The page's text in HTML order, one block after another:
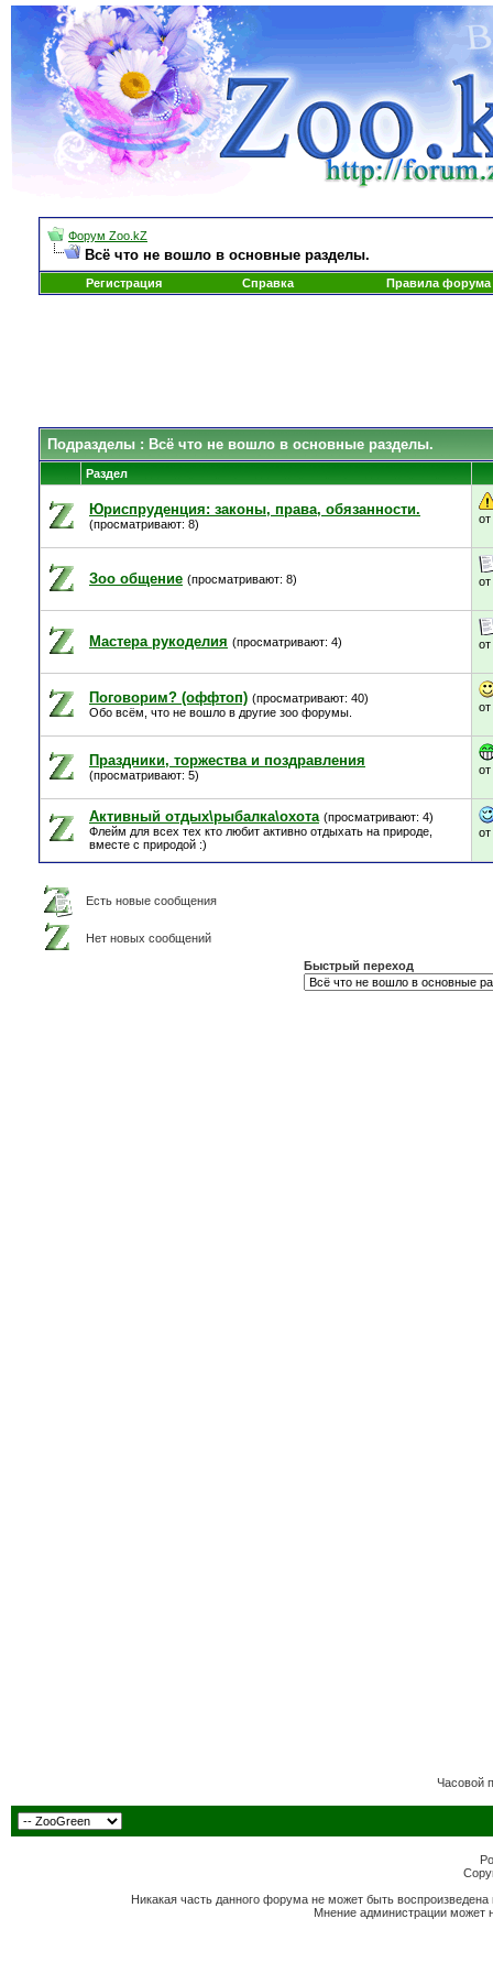
Форум Zoo.kZ
Всё что не вошло в основные разделы.
Регистрация Справка Правила форума
Подразделы : Всё что не вошло в основные разделы.
Раздел
Юриспруденция: законы, права, обязанности.
(просматривают: 8) от
Зоо общение (просматривают: 8) от
Мастера рукоделия (просматривают: 4) от
Поговорим? (оффтоп) (просматривают: 40)
Обо всём, что не вошло в другие зоо форумы.
от
Праздники, торжества и поздравления
(просматривают: 5) от
Активный отдых\рыбалка\охота (просматривают: 4)
Флейм для всех тех кто любит активно отдыхать на природе,
вместе с природой :)
от
Есть новые сообщения
Нет новых сообщений
Быстрый переход
Часовой
Никакая часть данного форума не может быть
Мнение администрации может